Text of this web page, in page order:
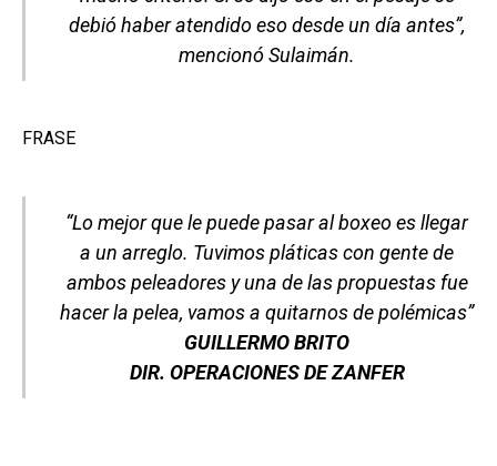
debió haber atendido eso desde un día antes”,
mencionó Sulaimán.
FRASE
“Lo mejor que le puede pasar al boxeo es llegar
a un arreglo. Tuvimos pláticas con gente de
ambos peleadores y una de las propuestas fue
hacer la pelea, vamos a quitarnos de polémicas”
GUILLERMO BRITO
DIR. OPERACIONES DE ZANFER